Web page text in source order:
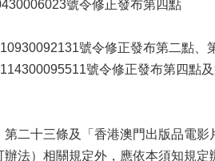
號令修正發布第四點
號令修正發布第二點、
號令修正發布第四點
二十三條及「香港澳門出版品電
法）相關規定外，應依本須知規定